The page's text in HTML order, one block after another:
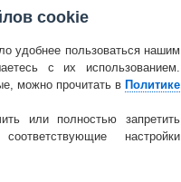
от
по
но
cookie
удобнее пользоваться нашим
с их использованием.
можно прочитать в Политике
или полностью запретить
настройки